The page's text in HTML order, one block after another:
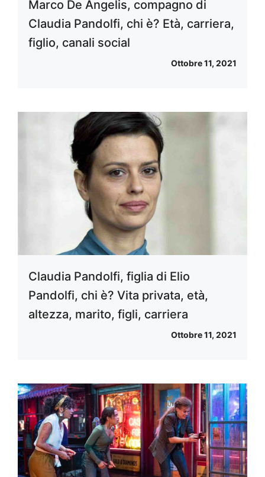
Marco De Angelis, compagno di
Claudia Pandolfi, chi è? Età, carriera,
figlio, canali social
Ottobre 11, 2021
Claudia Pandolfi, figlia di Elio
Pandolfi, chi è? Vita privata, età,
altezza, marito, figli, carriera
Ottobre 11, 2021